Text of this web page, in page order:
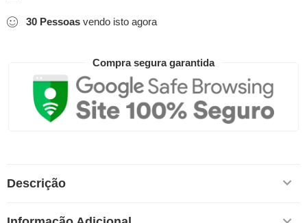
30 Pessoas vendo isto agora
Compra segura garantida
Descrição